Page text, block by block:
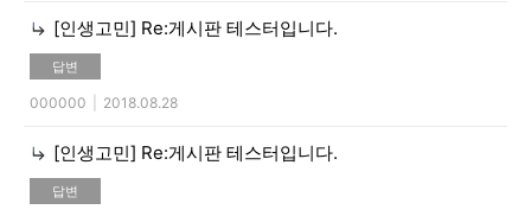
[인생고민] Re:게시판 테스터입니다.
답변
000000 2018.08.28
[인생고민] Re:게시판 테스터입니다.
답변